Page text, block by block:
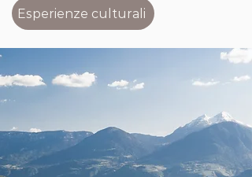
Esperienze culturali